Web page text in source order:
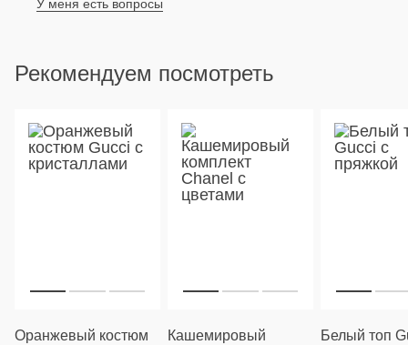
У меня есть вопросы
Рекомендуем посмотреть
Оранжевый костюм
Кашемировый
Белый топ